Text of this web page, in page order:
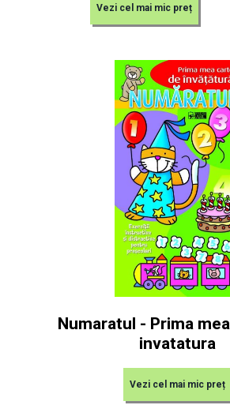
Vezi cel mai mic preț
Numaratul - Prima
invatatura
Vezi cel mai mic preț